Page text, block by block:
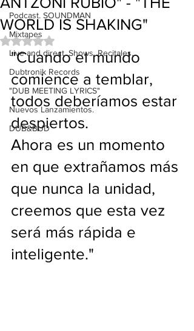
Podcast. SOUNDMAN
Mixtapes
Live and direct. Shows. Recitales.
Dubtronik Records
"DUB MEETING LYRICS"
Nuevos Lanzamientos.
DUB&BUD
WORLD IS SHAKING"
Obtuvo NaN de 5 estrellas.
"Cuando el mundo
comience a temblar,
todos deberíamos estar
despiertos.
Ahora es un momento
en que extrañamos más
que nunca la unidad,
creemos que esta vez
será más rápida e
inteligente."